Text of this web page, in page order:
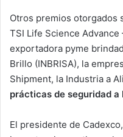
Otros premios otorgados
TSI Life Science
exportadora pyme
Brillo (INBRISA), la
Shipment, la Industria a
prácticas de seguridad a
El presidente de